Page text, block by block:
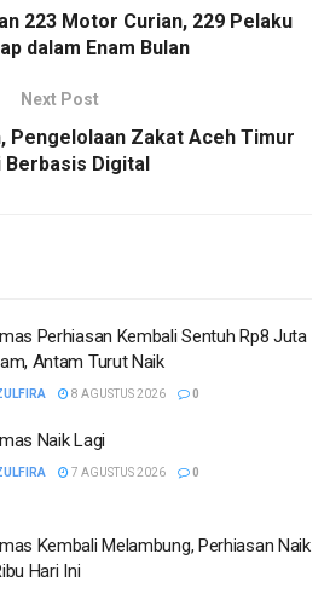
223 Motor Curian, 229 Pelaku
dalam Enam Bulan
Next Post
Pengelolaan Zakat Aceh Timur
Berbasis Digital
Perhiasan Kembali Sentuh Rp8 Juta
Antam Turut Naik
8 AGUSTUS 2026 0
Naik Lagi
7 AGUSTUS 2026 0
Kembali Melambung, Perhiasan Naik
Hari Ini